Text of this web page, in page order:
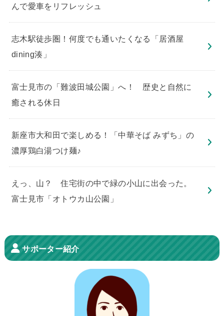
んで愛車をリフレッシュ
志木駅徒歩圏！何度でも通いたくなる「居酒屋
dining湊」
​富士見市の「難波田城公園」へ！ 歴史と自然に
癒される休日
新座市大和田で楽しめる！「中華そば みずち」の
濃厚鶏白湯つけ麺♪
えっ、山？ 住宅街の中で緑の小山に出会った。
富士見市「オトウカ山公園」
サポーター紹介